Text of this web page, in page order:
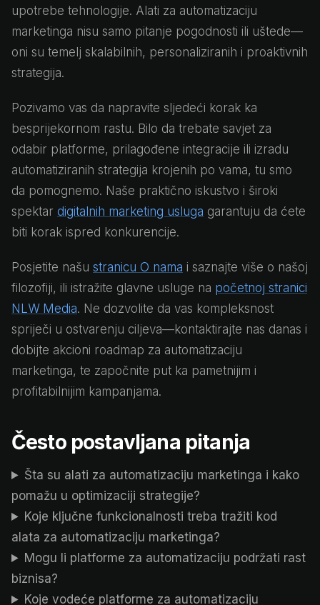
upotrebe tehnologije. Alati za automatizaciju
marketinga nisu samo pitanje pogodnosti ili uštede—
oni su temelj skalabilnih, personaliziranih i proaktivnih
strategija.
Pozivamo vas da napravite sljedeći korak ka
besprijekornom rastu. Bilo da trebate savjet za
odabir platforme, prilagođene integracije ili izradu
automatiziranih strategija krojenih po vama, tu smo
da pomognemo. Naše praktično iskustvo i široki
spektar digitalnih marketing usluga garantuju da ćete
biti korak ispred konkurencije.
Posjetite našu stranicu O nama i saznajte više o našoj
filozofiji, ili istražite glavne usluge na početnoj stranici
NLW Media. Ne dozvolite da vas kompleksnost
spriječi u ostvarenju ciljeva—kontaktirajte nas danas i
dobijte akcioni roadmap za automatizaciju
marketinga, te započnite put ka pametnijim i
profitabilnijim kampanjama.
Često postavljana pitanja
Šta su alati za automatizaciju marketinga i kako
pomažu u optimizaciji strategije?
Koje ključne funkcionalnosti treba tražiti kod
alata za automatizaciju marketinga?
Mogu li platforme za automatizaciju podržati rast
biznisa?
Koje vodeće platforme za automatizaciju